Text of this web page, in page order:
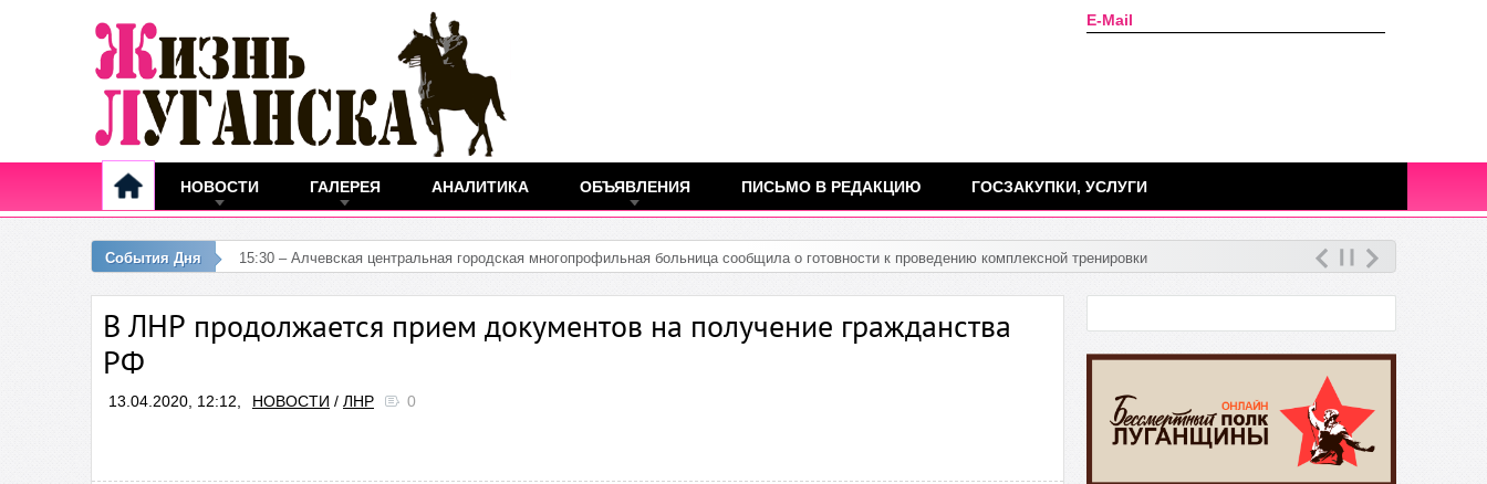
E-Mail
НОВОСТИ ГАЛЕРЕЯ АНАЛИТИКА ОБЪЯВЛЕНИЯ ПИСЬМО В РЕДАКЦИЮ ГОСЗАКУПКИ, УСЛУГИ
События Дня 15:30 – Алчевская центральная городская многопрофильная больница сообщила о готовности к проведению комплексной тренировки
В ЛНР продолжается прием документов на получение гражданства
РФ
13.04.2020, 12:12, НОВОСТИ / ЛНР 0